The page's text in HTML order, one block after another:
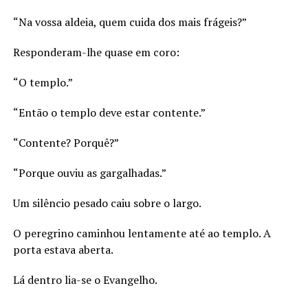
“Na vossa aldeia, quem cuida dos mais frágeis?”
Responderam-lhe quase em coro:
“O templo.”
“Então o templo deve estar contente.”
“Contente? Porquê?”
“Porque ouviu as gargalhadas.”
Um silêncio pesado caiu sobre o largo.
O peregrino caminhou lentamente até ao templo. A
porta estava aberta.
Lá dentro lia-se o Evangelho.